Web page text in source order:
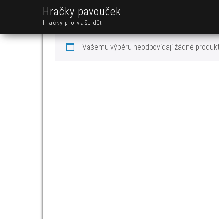
Hračky pavouček
hračky pro vaše děti
Vašemu výběru neodpovídají žádné